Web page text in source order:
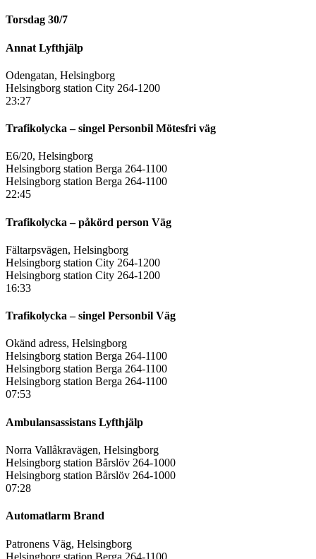
Torsdag 30/7
Annat Lyfthjälp
Odengatan, Helsingborg
Helsingborg station City 264-1200
23:27
Trafikolycka – singel Personbil Mötesfri väg
E6/20, Helsingborg
Helsingborg station Berga 264-1100
Helsingborg station Berga 264-1100
22:45
Trafikolycka – påkörd person Väg
Fältarpsvägen, Helsingborg
Helsingborg station City 264-1200
Helsingborg station City 264-1200
16:33
Trafikolycka – singel Personbil Väg
Okänd adress, Helsingborg
Helsingborg station Berga 264-1100
Helsingborg station Berga 264-1100
Helsingborg station Berga 264-1100
07:53
Ambulansassistans Lyfthjälp
Norra Vallåkravägen, Helsingborg
Helsingborg station Bårslöv 264-1000
Helsingborg station Bårslöv 264-1000
07:28
Automatlarm Brand
Patronens Väg, Helsingborg
Helsingborg station Berga 264-1100